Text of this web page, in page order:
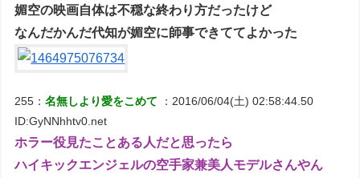
媚空の映画自体は不穏な終わり方だったけど
なんだかんだ代知が媚空に師事できててよかった
255：名無しより愛をこめて
：2016/06/04(土) 02:58:44.50
ID:GyNNhhtv0.net
ホラー役見たことある人だと思ったら
ハイキックエンジェルの空手家兼美人モデルさんやん